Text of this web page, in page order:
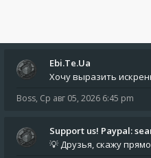
Ebi.Te.Ua
Boss, Ср авг 05, 2026 6:45 pm
Support us! Paypal: